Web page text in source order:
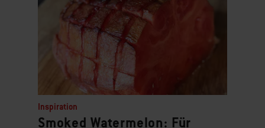
Inspiration
Smoked Watermelon: Für